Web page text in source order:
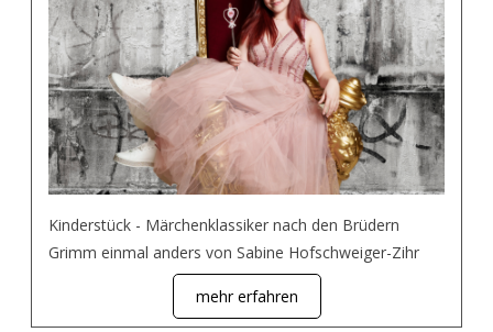
Kinderstück - Märchenklassiker nach den Brüdern
Grimm einmal anders von Sabine Hofschweiger-Zihr
mehr erfahren